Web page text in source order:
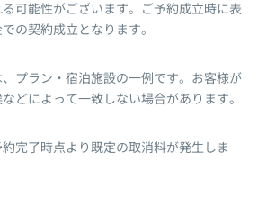
可能性がございます。ご予約成立時に表
の契約成立となります。
プラン・宿泊施設の一例です。お客様が
どによって一致しない場合があります。
完了時点より既定の取消料が発生しま